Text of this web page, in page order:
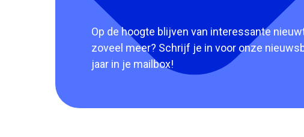
Op de hoogte blijven van interessante
zoveel meer? Schrijf je in voor onze
jaar in je mailbox!